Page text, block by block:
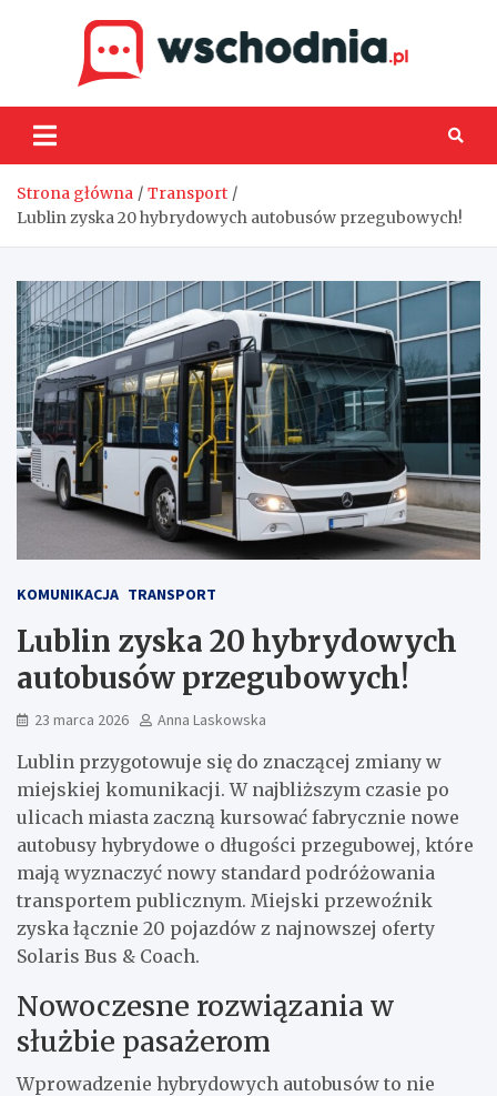
Strona główna
Transport
Lublin zyska 20 hybrydowych autobusów przegubowych!
KOMUNIKACJA TRANSPORT
Lublin zyska 20 hybrydowych
autobusów przegubowych!
23 marca 2026 Anna Laskowska
Lublin przygotowuje się do znaczącej zmiany w
miejskiej komunikacji. W najbliższym czasie po
ulicach miasta zaczną kursować fabrycznie nowe
autobusy hybrydowe o długości przegubowej, które
mają wyznaczyć nowy standard podróżowania
transportem publicznym. Miejski przewoźnik
zyska łącznie 20 pojazdów z najnowszej oferty
Solaris Bus & Coach.
Nowoczesne rozwiązania w
służbie pasażerom
Wprowadzenie hybrydowych autobusów to nie